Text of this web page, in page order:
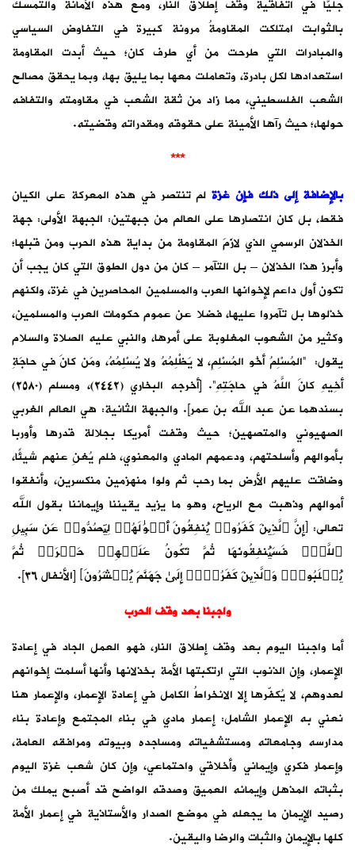
جليًّا في اتفاقية وقف إطلاق النار، ومع هذه الأمانة والتمسك
بالثوابت امتلكت المقاومةُ مرونة كبيرة في التفاوض السياسي
والمبادرات التي طرحت من أي طرف كان؛ حيث أبدت المقاومة
استعدادها لكل بادرة، وتعاملت معها بما يليق بها، وبما يحقق مصالح
الشعب الفلسطيني، مما زاد من ثقة الشعب في مقاومته والتفافه
حولها،؛ حيث رآها الأمينة على حقوقه ومقدراته وقضيته.
***
بالإضافة إلى ذلك فإن غزةلم تنتصر في هذه المعركة على الكيان
فقط، بل كان انتصارها على العالم من جبهتين: الجبهة الأولى: جهة
الخذلان الرسمي الذي لازَمَ المقاومة من بداية هذه الحرب ومن قبلها؛
وأبرز هذا الخذلان – بل التآمر – كان من دول الطوق التي كان يجب أن
تكون أول داعم لإخوانها العرب والمسلمين المحاصرين في غزة، ولكنهم
خذلوها بل تآمروا عليها، فضلا عن عموم حكومات العرب والمسلمين،
وكثير من الشعوب المغلوبة على أمرها، والنبي عليه الصلاة والسلام
يقول: “المُسْلِمُ أخُو المُسْلِمِ، لا يَظْلِمُهُ ولا يُسْلِمُهُ، ومَن كانَ في حاجَةِ
أخِيهِ كانَ اللَّهُ في حاجَتِهِ”. [أخرجه البخاري (٢٤٤٢)، ومسلم (٢٥٨٠)
بسندهما عن عبد الله بن عمر]. والجبهة الثانية: هي العالم الغربي
الصهيوني والمتصهين؛ حيث وقفت أمريكا بجلالة قدرها وأوربا
بأموالهم وأسلحتهم، ودعمهم المادي والمعنوي، فلم يُغنِ عنهم شيئًا،
وضاقت عليهم الأرض بما رحب ثم ولوا منهزمين منكسرين، وأنفقوا
أموالهم وذهبت مع الرياح، وهو ما يزيد يقيننا وإيماننا بقول الله
تعالى: ﴿إِنَّ ٱلَّذِینَ كَفَرُوا۟ یُنفِقُونَ أَمۡوَ ٰ⁠لَهُمۡ لِیَصُدُّوا۟ عَن سَبِیلِ
ٱللَّهِۚ فَسَیُنفِقُونَهَا ثُمَّ تَكُونُ عَلَیۡهِمۡ حَسۡرَةࣰ ثُمَّ
یُغۡلَبُونَۗ وَٱلَّذِینَ كَفَرُوۤا۟ إِلَىٰ جَهَنَّمَ یُحۡشَرُونَ﴾ [الأنفال ٣٦].
واجبنا بعد وقف الحرب
أما واجبنا اليوم بعد وقف إطلاق النار، فهو العمل الجاد في إعادة
الإعمار، وإن الذنوب التي ارتكبتها الأمة بخذلانها وأنها أسلمت إخوانهم
لعدوهم، لا يُكفّرها إلا الانخراطُ الكامل في إعادة الإعمار، والإعمار هنا
نعني به الإعمار الشامل: إعمار مادي في بناء المجتمع وإعادة بناء
مدارسه وجامعاته ومستشفياته ومساجده وبيوته ومرافقه العامة،
وإعمار فكري وإيماني وأخلاقي واحتماعي، وإن كان شعب غزة اليوم
بثباته المذهل وإيمانه العميق وصدقه الواضح قد أصبح يملك من
رصيد الإيمان ما يجعله في موضع الصدار والأستاذية في إعمار الأمة
كلها بالإيمان والثبات والرضا واليقين.